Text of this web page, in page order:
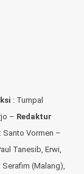
: Tumpal
– Redaktur
: Santo Vormen –
Tanesib, Erwi,
Serafim (Malang),